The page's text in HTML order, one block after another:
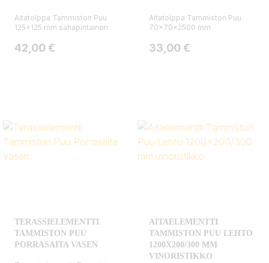
Aitatolppa Tammiston Puu
125x125 mm sahapintainen
Hinta
42,00 €
Aitatolppa Tammiston Puu
70x70x2500 mm
Hinta
33,00 €
TERASSIELEMENTTI
TAMMISTON PUU
PORRASAITA VASEN
AITAELEMENTTI
TAMMISTON PUU LEHTO
1200X200/300 MM
VINORISTIKKO